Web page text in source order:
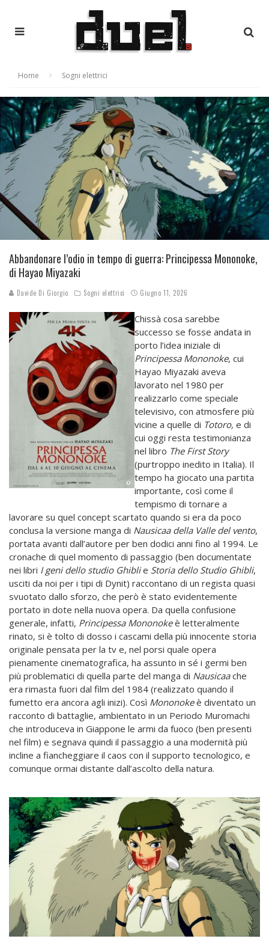
Home Sogni elettrici
Abbandonare l’odio in tempo di guerra: Principessa Mononoke,
di Hayao Miyazaki
Davide Di Giorgio Sogni elettrici Giugno 11, 2026
Chissà cosa sarebbe
successo se fosse andata in
porto l’idea iniziale di
Principessa Mononoke, cui
Hayao Miyazaki aveva
lavorato nel 1980 per
realizzarlo come speciale
televisivo, con atmosfere più
vicine a quelle di Totoro, e di
cui oggi resta testimonianza
nel libro The First Story
(purtroppo inedito in Italia). Il
tempo ha giocato una partita
importante, così come il
tempismo di tornare a
lavorare su quel concept scartato quando si era da poco
conclusa la versione manga di Nausicaa della Valle del vento,
portata avanti dall’autore per ben dodici anni fino al 1994. Le
cronache di quel momento di passaggio (ben documentate
nei libri I geni dello studio Ghiblie Storia dello Studio Ghibli,
usciti da noi per i tipi di Dynit) raccontano di un regista quasi
svuotato dallo sforzo, che però è stato evidentemente
portato in dote nella nuova opera. Da quella confusione
generale, infatti, Principessa Mononokeè letteralmente
rinato, si è tolto di dosso i cascami della più innocente storia
originale pensata per la tv e, nel porsi quale opera
pienamente cinematografica, ha assunto in sé i germi ben
più problematici di quella parte del manga di Nausicaache
era rimasta fuori dal film del 1984 (realizzato quando il
fumetto era ancora agli inizi). Così Mononokeè diventato un
racconto di battaglie, ambientato in un Periodo Muromachi
che introduceva in Giappone le armi da fuoco (ben presenti
nel film) e segnava quindi il passaggio a una modernità più
incline a fiancheggiare il caos con il supporto tecnologico, e
comunque ormai distante dall’ascolto della natura.